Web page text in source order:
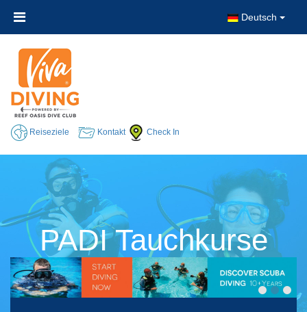
Deutsch
Reiseziele Kontakt Check In
PADI Tauchkurse